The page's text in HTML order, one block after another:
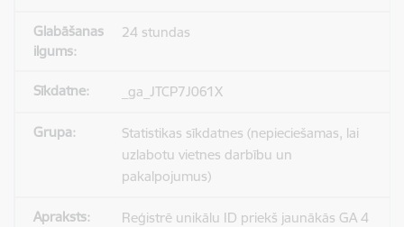
24 stundas
_ga_JTCP7J061X
Statistikas sīkdatnes (nepieciešamas, lai
uzlabotu vietnes darbību un
pakalpojumus)
Reģistrē unikālu ID priekš jaunākās GA 4